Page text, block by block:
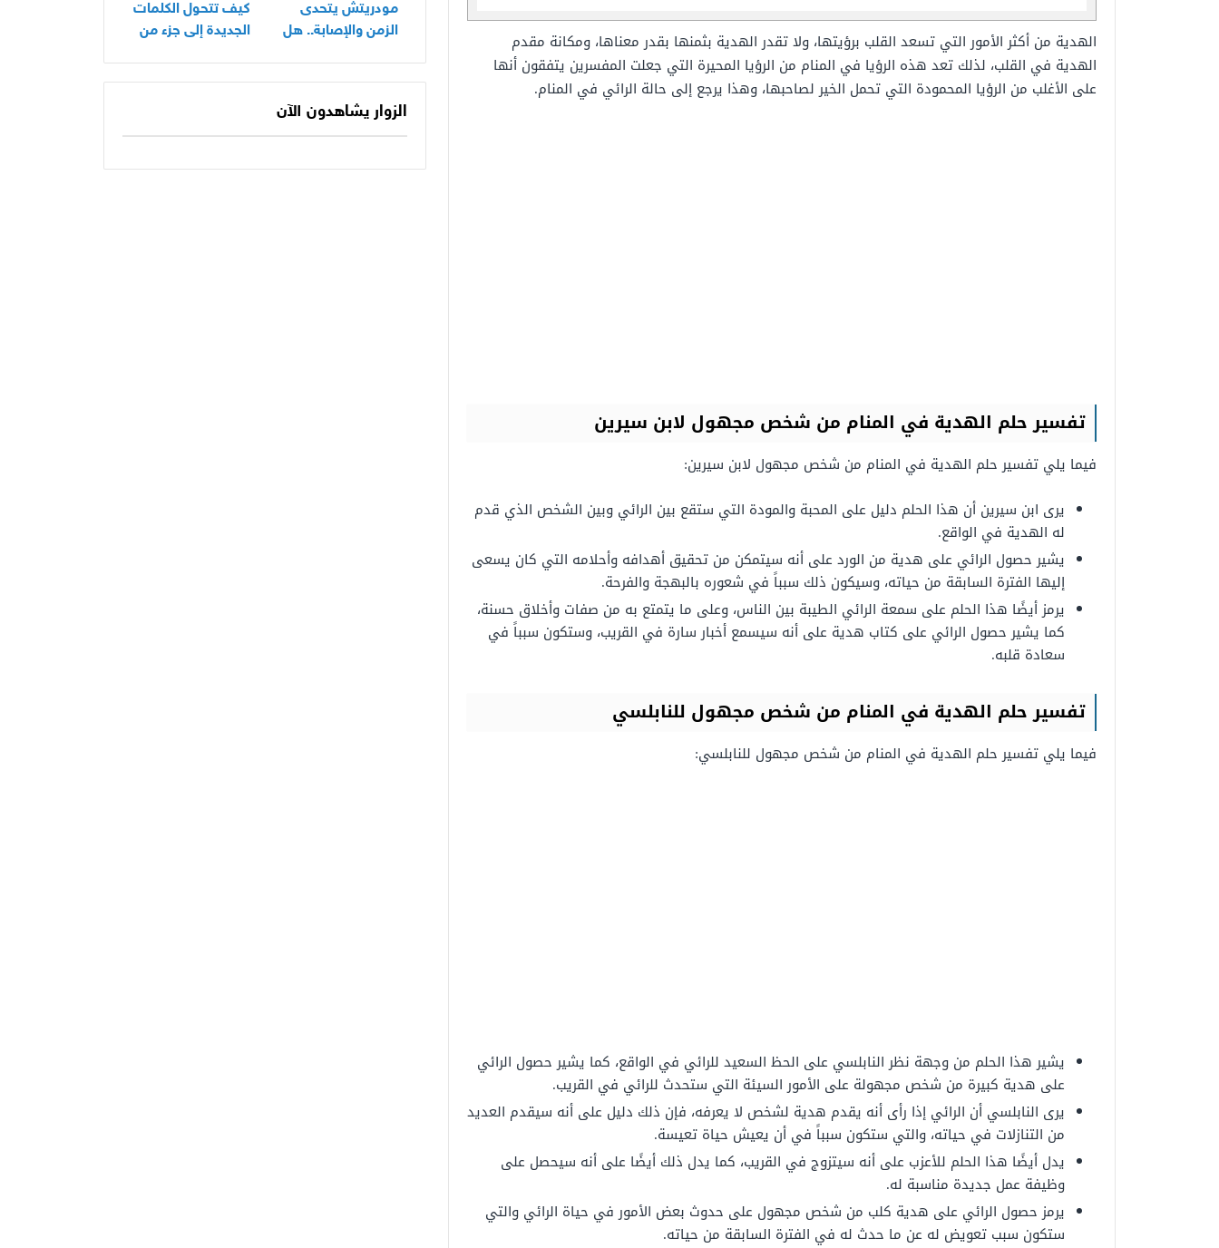
الهدية من أكثر الأمور التي تسعد القلب برؤيتها، ولا تقدر الهدية بثمنها بقدر معناها، ومكانة مقدم
الهدية في القلب، لذلك تعد هذه الرؤيا في المنام من الرؤيا المحيرة التي جعلت المفسرين يتفقون أنها
على الأغلب من الرؤيا المحمودة التي تحمل الخير لصاحبها، وهذا يرجع إلى حالة الرائي في المنام.
تفسير حلم الهدية في المنام من شخص مجهول لابن سيرين
فيما يلي تفسير حلم الهدية في المنام من شخص مجهول لابن سيرين:
يرى ابن سيرين أن هذا الحلم دليل على المحبة والمودة التي ستقع بين الرائي وبين الشخص الذي قدم
له الهدية في الواقع.
يشير حصول الرائي على هدية من الورد على أنه سيتمكن من تحقيق أهدافه وأحلامه التي كان يسعى
إليها الفترة السابقة من حياته، وسيكون ذلك سبباً في شعوره بالبهجة والفرحة.
يرمز أيضًا هذا الحلم على سمعة الرائي الطيبة بين الناس، وعلى ما يتمتع به من صفات وأخلاق حسنة،
كما يشير حصول الرائي على كتاب هدية على أنه سيسمع أخبار سارة في القريب، وستكون سبباً في
سعادة قلبه.
تفسير حلم الهدية في المنام من شخص مجهول للنابلسي
فيما يلي تفسير حلم الهدية في المنام من شخص مجهول للنابلسي:
يشير هذا الحلم من وجهة نظر النابلسي على الحظ السعيد للرائي في الواقع، كما يشير حصول الرائي
على هدية كبيرة من شخص مجهولة على الأمور السيئة التي ستحدث للرائي في القريب.
يرى النابلسي أن الرائي إذا رأى أنه يقدم هدية لشخص لا يعرفه، فإن ذلك دليل على أنه سيقدم العديد
من التنازلات في حياته، والتي ستكون سبباً في أن يعيش حياة تعيسة.
يدل أيضًا هذا الحلم للأعزب على أنه سيتزوج في القريب، كما يدل ذلك أيضًا على أنه سيحصل على
وظيفة عمل جديدة مناسبة له.
يرمز حصول الرائي على هدية كلب من شخص مجهول على حدوث بعض الأمور في حياة الرائي والتي
ستكون سبب تعويض له عن ما حدث له في الفترة السابقة من حياته.
مودريتش يتحدى
الزمن والإصابة.. هل
كيف تتحول الكلمات
الجديدة إلى جزء من
الزوار يشاهدون الآن